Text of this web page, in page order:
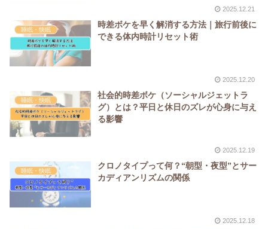
2025.12.21
睡眠・快眠
時差ボケを早く解消する方法｜旅行前後に
できる体内時計リセット術
2025.12.20
睡眠・快眠
社会的時差ボケ（ソーシャルジェットラ
グ）とは？平日と休日のズレが心身に与え
る影響
2025.12.19
睡眠・快眠
クロノタイプって何？“朝型・夜型”とサー
カディアンリズムの関係
2025.12.18